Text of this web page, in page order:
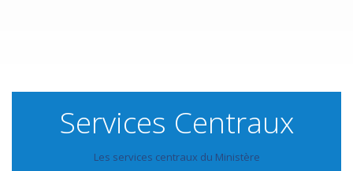
Services Centraux
Les services centraux du Ministère